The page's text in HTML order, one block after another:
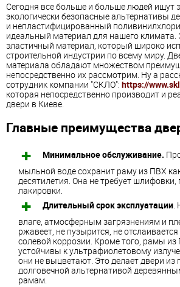
Сегодня все больше и больше людей ищут
экологически безопасные альтернативы
и непластифицированный
идеальный материал для нашего климата.
эластичный материал, который широко
строительной индустрии по всему миру.
материала обладают множеством
непосредственно их рассмотрим. Ну а
сотрудник компании "СКЛО": https://
которая непосредственно производит и
двери в Киеве.
Главные преимущества
Минимальное обслуживание.
мыльной воде сохранит раму из ПВХ
десятилетия. Она не требует шлифовки,
лакировки.
Длительный срок эксплуатации.
влаге, атмосферным загрязнениям и
ржавеет, не пузырится, не
солевой коррозии. Кроме того, рамы
устойчивы к ультрафиолетовому
они не выцветают. Это делает двери из
долговечной альтернативой
рамам.